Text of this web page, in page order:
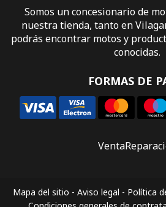
Somos un concesionario de
nuestra tienda, tanto en
podrás encontrar motos y
conocidas.
FORMAS DE
Venta
Mapa del sitio - Aviso legal - Política